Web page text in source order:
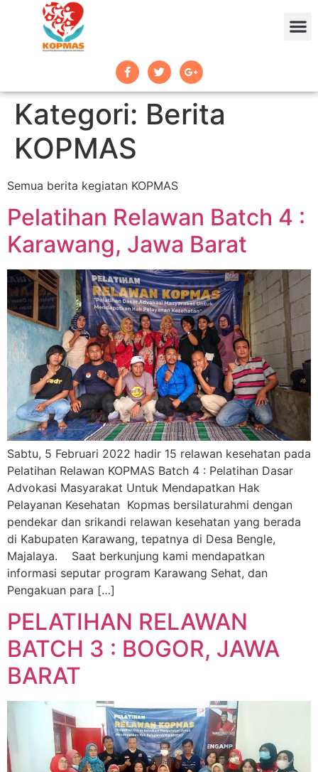
Kategori: Berita
KOPMAS
Semua berita kegiatan KOPMAS
Pelatihan Relawan Batch 4 :
Karawang, Jawa Barat
Sabtu, 5 Februari 2022 hadir 15 relawan kesehatan pada
Pelatihan Relawan KOPMAS Batch 4 : Pelatihan Dasar
Advokasi Masyarakat Untuk Mendapatkan Hak
Pelayanan Kesehatan Kopmas bersilaturahmi dengan
pendekar dan srikandi relawan kesehatan yang berada
di Kabupaten Karawang, tepatnya di Desa Bengle,
Majalaya. Saat berkunjung kami mendapatkan
informasi seputar program Karawang Sehat, dan
Pengakuan para […]
PELATIHAN RELAWAN
BATCH 3 : BOGOR, JAWA
BARAT